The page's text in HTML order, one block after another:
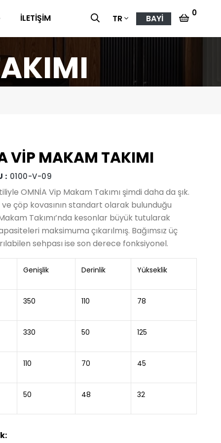
İLETİŞİM TR BAYİ
0
VİP MAKAM TAKIMI
: 0100-V-09
OMNİA Vip Makam Takımı şimdi daha da şık.
ve çöp kovasının standart olarak bulunduğu
Takımı’nda kesonlar büyük tutularak
maksimuma çıkarılmış. Bağımsız üç
sehpası ise son derece fonksiyonel.
Genişlik Derinlik Yükseklik
350 110 78
330 50 125
110 70 45
50 48 32